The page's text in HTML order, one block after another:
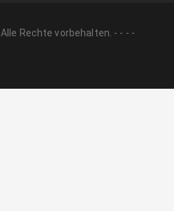
Alle Rechte vorbehalten. - - - -